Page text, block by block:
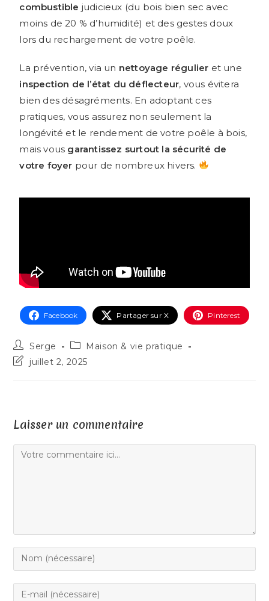
combustible judicieux (du bois bien sec avec
moins de 20 % d’humidité) et des gestes doux
lors du rechargement de votre poêle.
La prévention, via un nettoyage régulier et une
inspection de l’état du déflecteur, vous évitera
bien des désagréments. En adoptant ces
pratiques, vous assurez non seulement la
longévité et le rendement de votre poêle à bois,
mais vous garantissez surtout la sécurité de
votre foyer pour de nombreux hivers.
Facebook Partager sur X Pinterest
Serge
Maison & vie pratique
juillet 2, 2025
Laisser un commentaire